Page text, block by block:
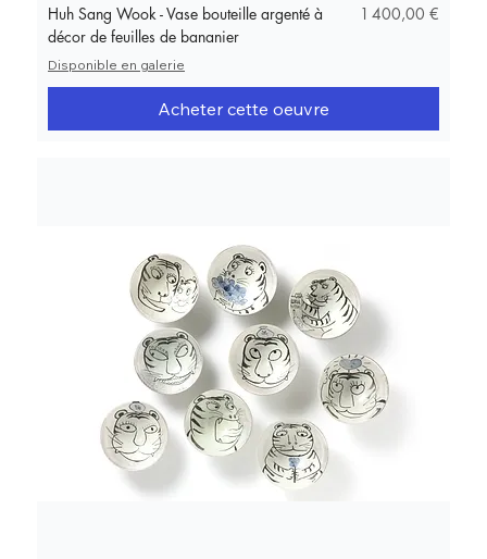
Huh Sang Wook - Vase bouteille argenté à
décor de feuilles de bananier
Prix
1 400,00 €
Disponible en galerie
Acheter cette oeuvre